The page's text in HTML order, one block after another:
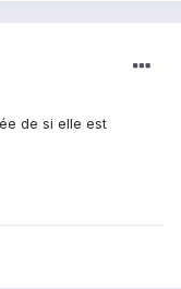
de si elle est